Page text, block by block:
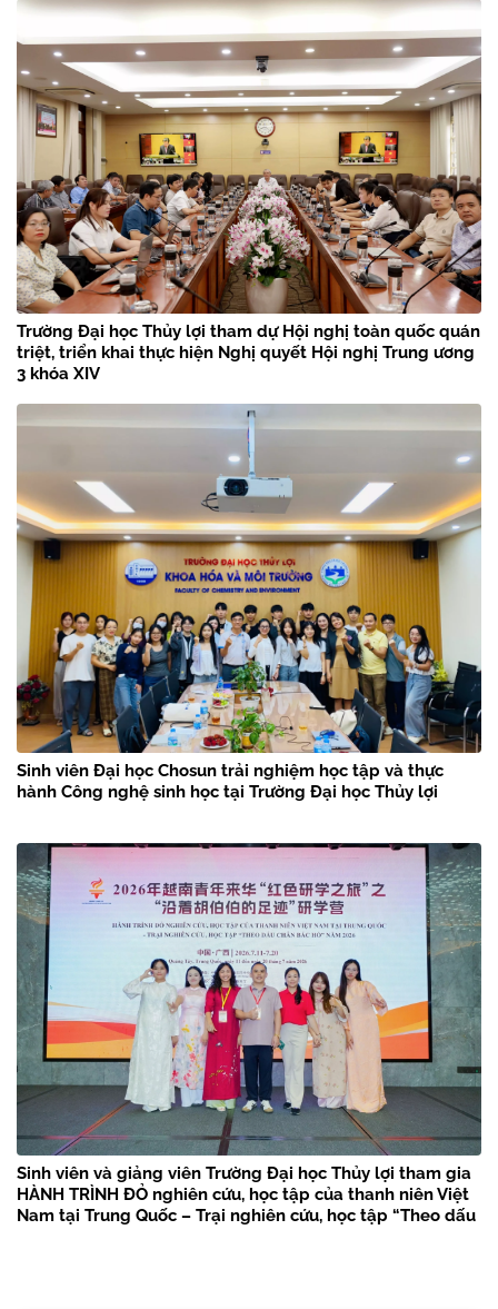
Trường Đại học Thủy lợi tham dự Hội nghị toàn quốc quán
triệt, triển khai thực hiện Nghị quyết Hội nghị Trung ương
3 khóa XIV
Sinh viên Đại học Chosun trải nghiệm học tập và thực
hành Công nghệ sinh học tại Trường Đại học Thủy lợi
Sinh viên và giảng viên Trường Đại học Thủy lợi tham gia
HÀNH TRÌNH ĐỎ nghiên cứu, học tập của thanh niên Việt
Nam tại Trung Quốc – Trại nghiên cứu, học tập “Theo dấu